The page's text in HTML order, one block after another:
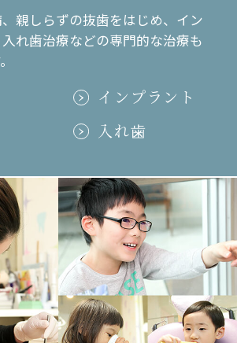
年！
親しらずの抜歯をはじめ、イン
れ歯治療などの専門的な治療も
インプラント
入れ歯